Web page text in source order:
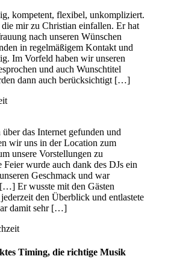
kompetent, flexibel, unkompliziert.
mir zu Christian einfallen. Er hat
nach unseren Wünschen
in regelmäßigem Kontakt und
Im Vorfeld haben wir unseren
und auch Wunschtitel
dann auch berücksichtigt […]
das Internet gefunden und
wir uns in der Location zum
unsere Vorstellungen zu
wurde auch dank des DJs ein
Geschmack und war
Er wusste mit den Gästen
den Überblick und entlastete
damit sehr […]
Timing, die richtige Musik